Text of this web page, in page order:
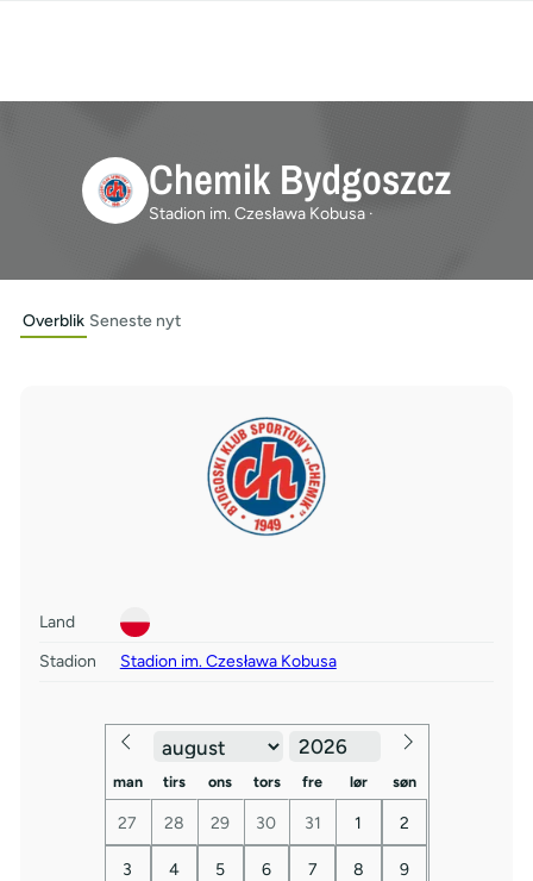
Chemik Bydgoszcz
Stadion im. Czesława Kobusa ·
Overblik Seneste nyt
Land
Stadion
Stadion im. Czesława Kobusa
man tirs ons tors fre lør søn
27 28 29 30 31 1 2
3 4 5 6 7 8 9